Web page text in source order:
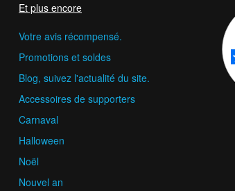
Et plus encore
Votre avis récompensé.
Promotions et soldes
Blog, suivez l'actualité du site.
Accessoires de supporters
Carnaval
Halloween
Noël
Nouvel an